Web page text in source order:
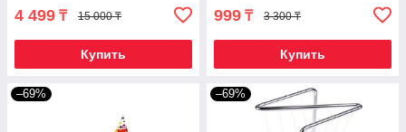
4 499 ₸ 15 000 ₸
Купить
999 ₸ 3 300 ₸
Купить
–69% –69%